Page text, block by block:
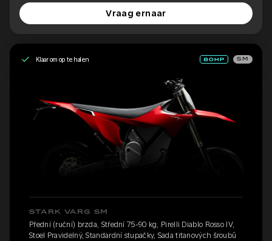
Vraag ernaar
Klaar om op te halen SM
STARK VARG SM
Přední (ruční) brzda, Střední 75-90 kg, Pirelli Diablo Rosso IV,
Stoel Pravidelný, Standardní stupačky, Sada titanových šroubů